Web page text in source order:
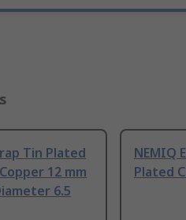
Tin Plated
12 mm
6.5
NEMIQ
Plated